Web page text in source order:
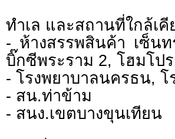
ทำเล และสถานที่ใกล้เคี
- ห้างสรรพสินค้า เซ็น
บิ๊กซีพระราม 2, โฮมโปร
- โรงพยาบาลนครธน,
- สน.ท่าข้าม
- สนง.เขตบางขุนเทียน